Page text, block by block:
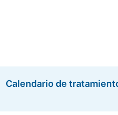
Calendario de